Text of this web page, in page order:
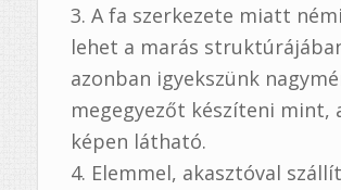
A fa szerkezete miatt
lehet a marás
azonban igyekszünk
megegyezőt készíteni mint,
képen látható.
Elemmel, akasztóval